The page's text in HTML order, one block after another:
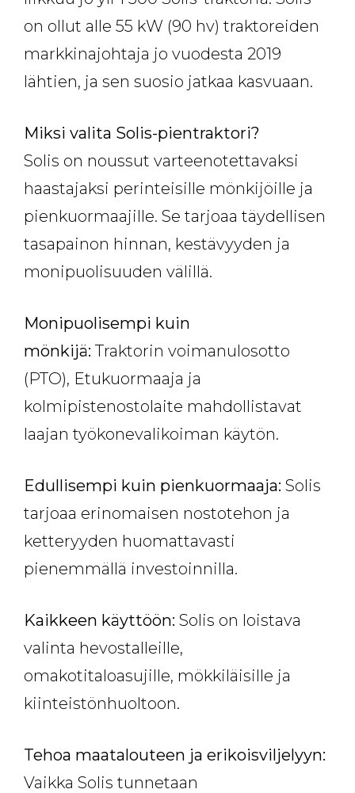
on ollut alle 55 kW (90 hv) traktoreiden
markkinajohtaja jo vuodesta 2019
lähtien, ja sen suosio jatkaa kasvuaan.
Miksi valita Solis-pientraktori?
Solis on noussut varteenotettavaksi
haastajaksi perinteisille mönkijöille ja
pienkuormaajille. Se tarjoaa täydellisen
tasapainon hinnan, kestävyyden ja
monipuolisuuden välillä.
Monipuolisempi kuin
mönkijä: Traktorin voimanulosotto
(PTO), Etukuormaaja ja
kolmipistenostolaite mahdollistavat
laajan työkonevalikoiman käytön.
Edullisempi kuin pienkuormaaja: Solis
tarjoaa erinomaisen nostotehon ja
ketteryyden huomattavasti
pienemmällä investoinnilla.
Kaikkeen käyttöön: Solis on loistava
valinta hevostalleille,
omakotitaloasujille, mökkiläisille ja
kiinteistönhuoltoon.
Tehoa maatalouteen ja erikoisviljelyyn:
Vaikka Solis tunnetaan